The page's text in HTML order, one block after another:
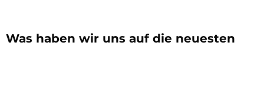
Was haben wir uns auf die neuesten